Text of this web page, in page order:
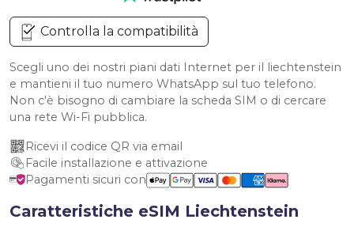
Controlla la compatibilità
Scegli uno dei nostri piani dati Internet per il liechtenstein
e mantieni il tuo numero WhatsApp sul tuo telefono.
Non c'è bisogno di cambiare la scheda SIM o di cercare
una rete Wi-Fi pubblica.
Ricevi il codice QR via email
Facile installazione e attivazione
Pagamenti sicuri con
Caratteristiche eSIM Liechtenstein